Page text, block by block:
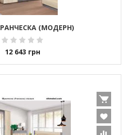
(МОДЕРН)
12 643 грн